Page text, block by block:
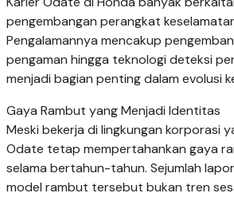
pengembangan perangkat
Pengalamannya mencakup
pengaman hingga teknologi deteksi
menjadi bagian penting dalam evolusi
Gaya Rambut yang Menjadi Identitas
Meski bekerja di lingkungan korporasi
Odate tetap mempertahankan gaya
selama bertahun-tahun. Sejumlah
model rambut tersebut bukan tren